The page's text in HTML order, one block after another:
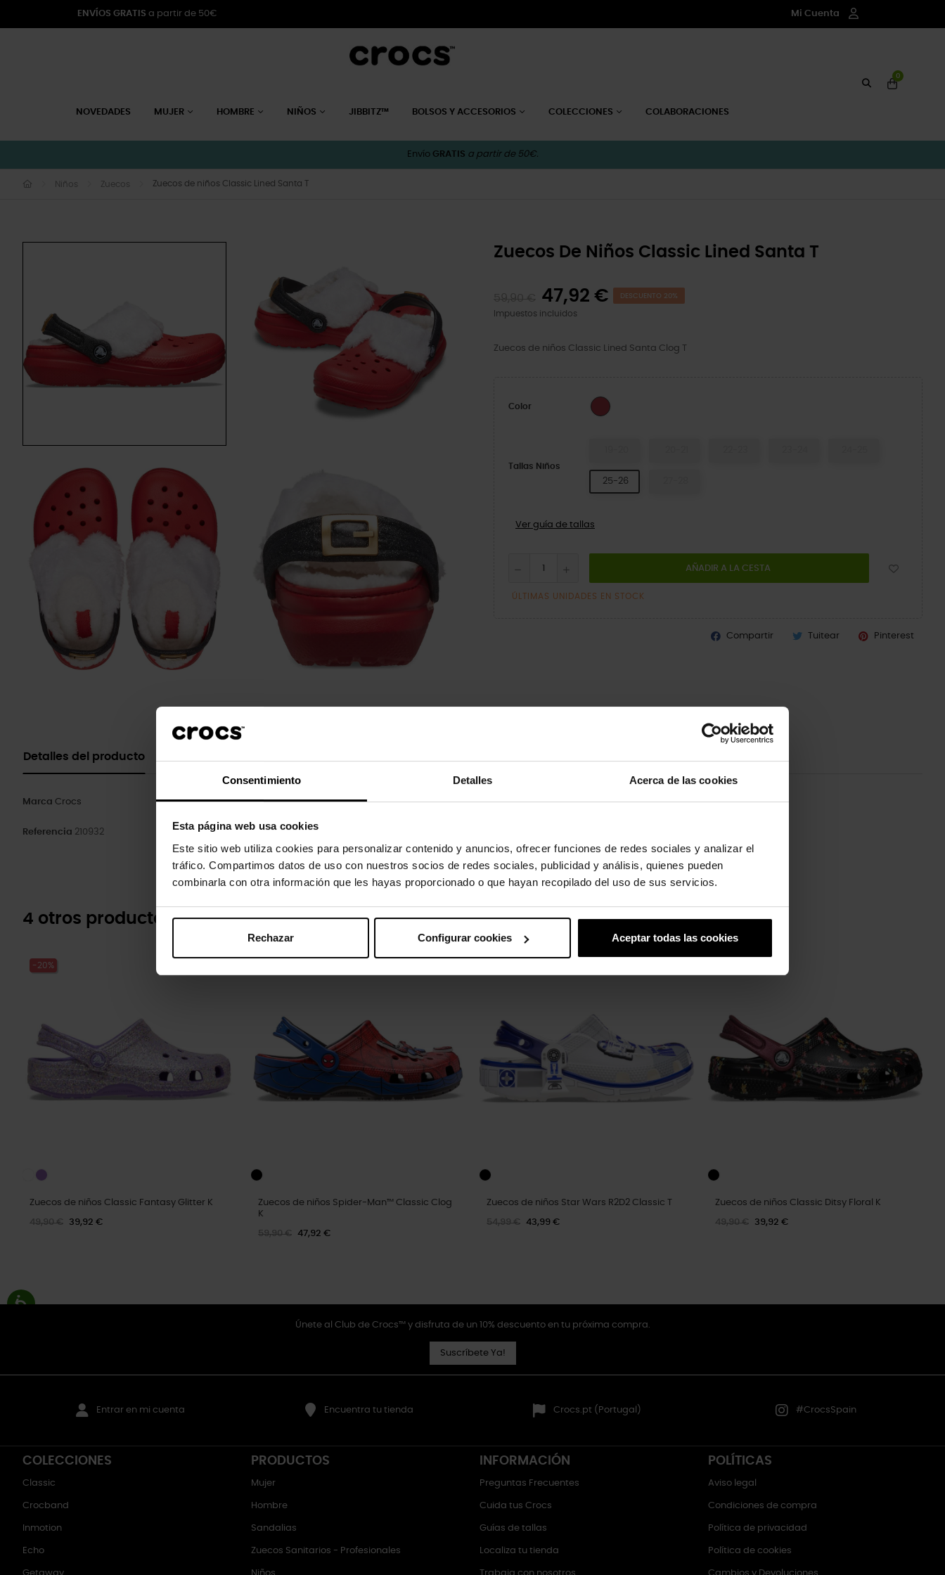
Consentimiento Detalles Acerca de las cookies
Esta página web usa cookies
Este sitio web utiliza cookies para personalizar contenido y anuncios, ofrecer funciones de redes sociales y analizar el
tráfico. Compartimos datos de uso con nuestros socios de redes sociales, publicidad y análisis, quienes pueden
combinarla con otra información que les hayas proporcionado o que hayan recopilado del uso de sus servicios.
Rechazar Configurar cookies Aceptar todas las cookies
ENVÍOS GRATIS a partir de 50€ Mi Cuenta
NOVEDADES MUJER HOMBRE NIÑOS JIBBITZ™ BOLSOS Y ACCESORIOS COLECCIONES COLABORACIONES
0
Envío GRATIS a partir de 50€.
Niños Zuecos Zuecos de niños Classic Lined Santa T
Zuecos De Niños Classic Lined Santa T
47,92 € DESCUENTO 20%
Impuestos incluidos
Zuecos de niños Classic Lined Santa Clog T
Color Varsity Red/Multi
Tallas Niños
25-26
Ver guía de tallas
AÑADIR A LA CESTA
ÚLTIMAS UNIDADES EN STOCK
Compartir Tuitear Pinterest
Detalles del producto
Marca Crocs
Referencia 210932
4 otros productos de la misma categoría:
-20%
Zuecos de niños Classic Fantasy Glitter K
49,90 € 39,92 €
Zuecos de niños Spider-Man™ Classic Clog
K
59,90 € 47,92 €
Zuecos de niños Star Wars R2D2 Classic T
54,99 € 43,99 €
Zuecos de niños Classic Ditsy Floral K
49,90 € 39,92 €
Únete al Club de Crocs™ y disfruta de un 10% descuento en tu próxima compra.
Suscríbete Ya!
Entrar en mi cuenta Encuentra tu tienda Crocs.pt (Portugal) #CrocsSpain
COLECCIONES
Classic
Crocband
Inmotion
Echo
PRODUCTOS
Mujer
Hombre
Sandalias
Zuecos Sanitarios - Profesionales
INFORMACIÓN
Preguntas Frecuentes
Cuida tus Crocs
Guías de tallas
Localiza tu tienda
POLÍTICAS
Aviso legal
Condiciones de compra
Política de privacidad
Política de cookies